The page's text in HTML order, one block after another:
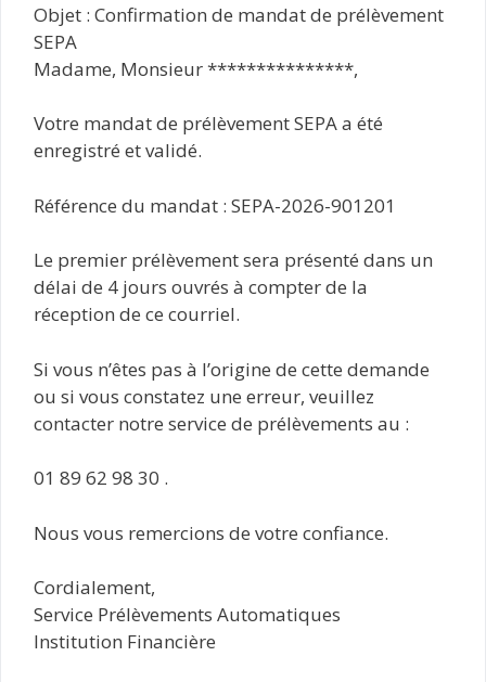
Objet : Confirmation de mandat de prélèvement
SEPA
Madame, Monsieur ***************,
Votre mandat de prélèvement SEPA a été
enregistré et validé.
Référence du mandat : SEPA-2026-901201
Le premier prélèvement sera présenté dans un
délai de 4 jours ouvrés à compter de la
réception de ce courriel.
Si vous n’êtes pas à l’origine de cette demande
ou si vous constatez une erreur, veuillez
contacter notre service de prélèvements au :
01 89 62 98 30 .
Nous vous remercions de votre confiance.
Cordialement,
Service Prélèvements Automatiques
Institution Financière